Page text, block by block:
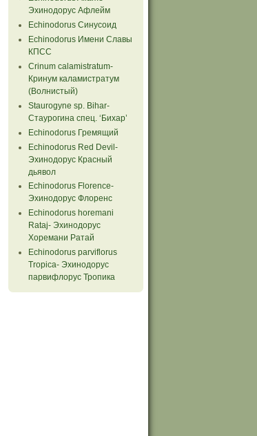
Эхинодорус Афлейм
Echinodorus Синусоид
Echinodorus Имени Славы
КПСС
Crinum calamistratum-
Кринум каламистратум
(Волнистый)
Staurogyne sp. Bihar-
Стаурогина спец. ‘Бихар’
Echinodorus Гремящий
Echinodorus Red Devil-
Эхинодорус Красный
дьявол
Echinodorus Florence-
Эхинодорус Флоренс
Echinodorus horemani
Rataj- Эхинодорус
Хоремани Ратай
Echinodorus parviflorus
Tropiсa- Эхинодорус
парвифлорус Тропика